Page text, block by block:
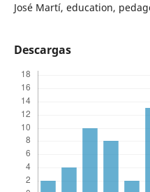
José Martí, education,
Descargas